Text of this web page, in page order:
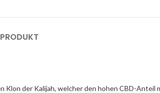
Klon der Kalijah, welcher den hohen CBD-